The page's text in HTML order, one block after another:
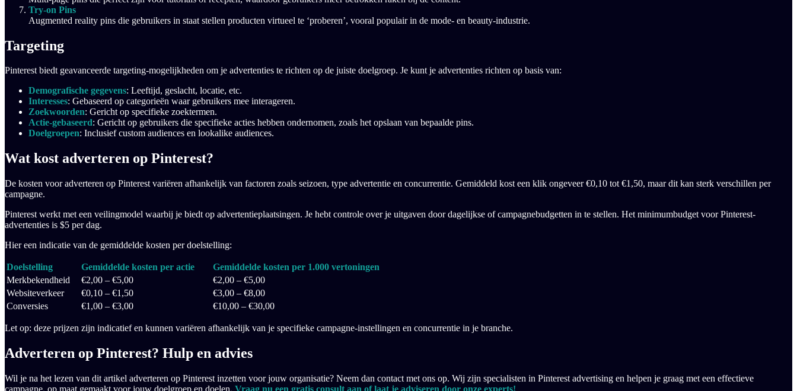
Try-on Pins
Augmented reality pins die gebruikers in staat stellen producten virtueel te ‘proberen’, vooral populair in de mode- en beauty-industrie.
Targeting
Pinterest biedt geavanceerde targeting-mogelijkheden om je advertenties te richten op de juiste doelgroep. Je kunt je advertenties richten op basis van:
Demografische gegevens: Leeftijd, geslacht, locatie, etc.
Interesses: Gebaseerd op categorieën waar gebruikers mee interageren.
Zoekwoorden: Gericht op specifieke zoektermen.
Actie-gebaseerd: Gericht op gebruikers die specifieke acties hebben ondernomen, zoals het opslaan van bepaalde pins.
Doelgroepen: Inclusief custom audiences en lookalike audiences.
Wat kost adverteren op Pinterest?
De kosten voor adverteren op Pinterest variëren afhankelijk van factoren zoals seizoen, type advertentie en concurrentie. Gemiddeld kost een klik ongeveer €0,10 tot €1,50, maar dit kan sterk verschillen per
campagne.
Pinterest werkt met een veilingmodel waarbij je biedt op advertentieplaatsingen. Je hebt controle over je uitgaven door dagelijkse of campagnebudgetten in te stellen. Het minimumbudget voor Pinterest-
advertenties is $5 per dag.
Hier een indicatie van de gemiddelde kosten per doelstelling:
Doelstelling Gemiddelde kosten per actie
Gemiddelde kosten per 1.000 vertoningen
Merkbekendheid
€2,00 – €5,00
€2,00 – €5,00
Websiteverkeer
€0,10 – €1,50
€3,00 – €8,00
Conversies
€1,00 – €3,00 €10,00 – €30,00
Let op: deze prijzen zijn indicatief en kunnen variëren afhankelijk van je specifieke campagne-instellingen en concurrentie in je branche.
Adverteren op Pinterest? Hulp en advies
Wil je na het lezen van dit artikel adverteren op Pinterest inzetten voor jouw organisatie? Neem dan contact met ons op. Wij zijn specialisten in Pinterest advertising en helpen je graag met een effectieve
campagne, op maat gemaakt voor jouw doelgroep en doelen. Vraag nu een gratis consult aan of laat je adviseren door onze experts!